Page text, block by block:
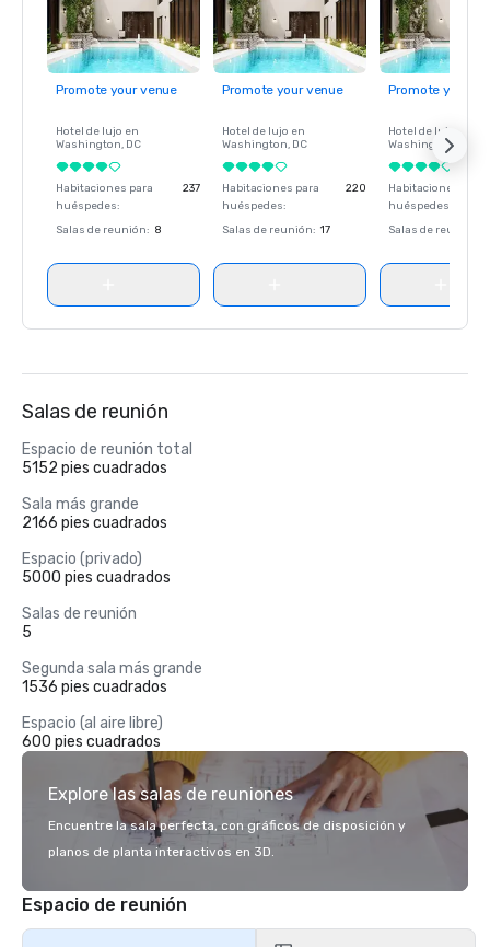
Promote your venue
Hotel de lujo en
Washington, DC
Habitaciones para
huéspedes:
237
Salas de reunión: 8
Promote your venue
Hotel de lujo en
Washington, DC
Habitaciones para
huéspedes:
220
Salas de reunión: 17
Promote your
Hotel de lujo en
Washington
Habitaciones para
huéspedes
Salas de reunión
Salas de reunión
Espacio de reunión total
5152 pies cuadrados
Sala más grande
2166 pies cuadrados
Espacio (privado)
5000 pies cuadrados
Salas de reunión
5
Segunda sala más grande
1536 pies cuadrados
Espacio (al aire libre)
600 pies cuadrados
Explore las salas de reuniones
Encuentre la sala perfecta, con gráficos de disposición y
planos de planta interactivos en 3D.
Espacio de reunión